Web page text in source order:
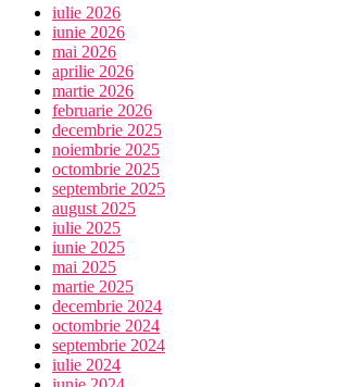
iulie 2026
iunie 2026
mai 2026
aprilie 2026
martie 2026
februarie 2026
decembrie 2025
noiembrie 2025
octombrie 2025
septembrie 2025
august 2025
iulie 2025
iunie 2025
mai 2025
martie 2025
decembrie 2024
octombrie 2024
septembrie 2024
iulie 2024